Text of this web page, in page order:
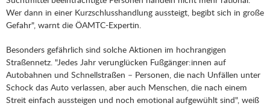
Wer dann in einer Kurzschlusshandlung aussteigt, begibt sich in große
Gefahr", warnt die ÖAMTC-Expertin.
Besonders gefährlich sind solche Aktionen im hochrangigen
Straßennetz. "Jedes Jahr verunglücken Fußgänger:innen auf
Autobahnen und Schnellstraßen – Personen, die nach Unfällen unter
Schock das Auto verlassen, aber auch Menschen, die nach einem
Streit einfach aussteigen und noch emotional aufgewühlt sind", weiß